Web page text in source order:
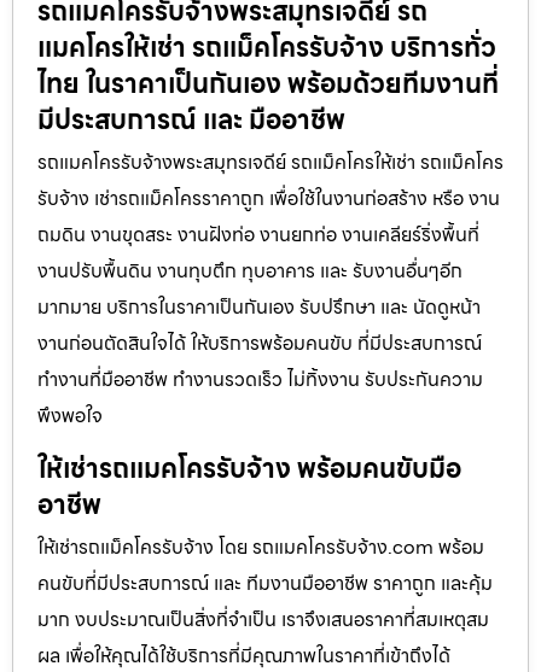
รถแมคโครรับจ้างพระสมุทรเจดีย์ รถ
แมคโครให้เช่า รถแม็คโครรับจ้าง บริการทั่ว
ไทย ในราคาเป็นกันเอง พร้อมด้วยทีมงานที่
มีประสบการณ์ และ มืออาชีพ
รถแมคโครรับจ้างพระสมุทรเจดีย์ รถแม็คโครให้เช่า รถแม็คโคร
รับจ้าง เช่ารถแม็คโครราคาถูก เพื่อใช้ในงานก่อสร้าง หรือ งาน
ถมดิน งานขุดสระ งานฝังท่อ งานยกท่อ งานเคลียร์ริ่งพื้นที่
งานปรับพื้นดิน งานทุบตึก ทุบอาคาร และ รับงานอื่นๆอีก
มากมาย บริการในราคาเป็นกันเอง รับปรึกษา และ นัดดูหน้า
งานก่อนตัดสินใจได้ ให้บริการพร้อมคนขับ ที่มีประสบการณ์
ทำงานที่มืออาชีพ ทำงานรวดเร็ว ไม่ทิ้งงาน รับประกันความ
พึงพอใจ
ให้เช่ารถแมคโครรับจ้าง พร้อมคนขับมือ
อาชีพ
ให้เช่ารถแม็คโครรับจ้าง โดย รถแมคโครรับจ้าง.com พร้อม
คนขับที่มีประสบการณ์ และ ทีมงานมืออาชีพ ราคาถูก และคุ้ม
มาก งบประมาณเป็นสิ่งที่จำเป็น เราจึงเสนอราคาที่สมเหตุสม
ผล เพื่อให้คุณได้ใช้บริการที่มีคุณภาพในราคาที่เข้าถึงได้